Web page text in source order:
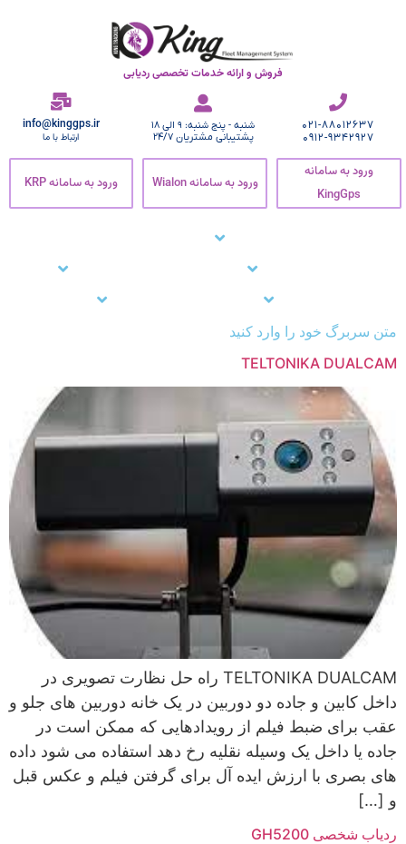
فروش و ارائه خدمات تخصصی ردیابی
021-88012637
0912-9342927
شنبه - پنج شنبه: 9 الی 18
پشتیبانی مشتریان 24/7
info@kinggps.ir
ارتباط با ما
ورود به سامانه
KingGps
ورود به سامانه Wialon ورود به سامانه KRP
متن سربرگ خود را وارد کنید
TELTONIKA DUALCAM
TELTONIKA DUALCAM راه حل نظارت تصویری در
داخل کابین و جاده دو دوربین در یک خانه دوربین های جلو و
عقب برای ضبط فیلم از رویدادهایی که ممکن است در
جاده یا داخل یک وسیله نقلیه رخ دهد استفاده می شود داده
های بصری با ارزش ایده آل برای گرفتن فیلم و عکس قبل
و […]
ردیاب شخصی GH5200